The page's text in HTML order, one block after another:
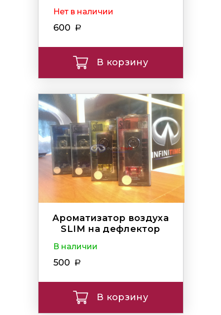
Нет в наличии
600
В корзину
Ароматизатор воздуха
SLIM на дефлектор
В наличии
500
В корзину